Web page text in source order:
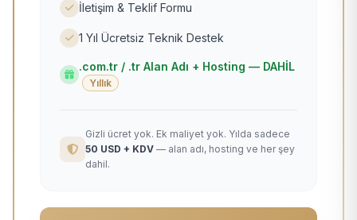
İletişim & Teklif Formu
1 Yıl Ücretsiz Teknik Destek
.com.tr / .tr Alan Adı + Hosting — DAHİL
Yıllık
Gizli ücret yok. Ek maliyet yok. Yılda sadece
50 USD + KDV — alan adı, hosting ve her şey
dahil.